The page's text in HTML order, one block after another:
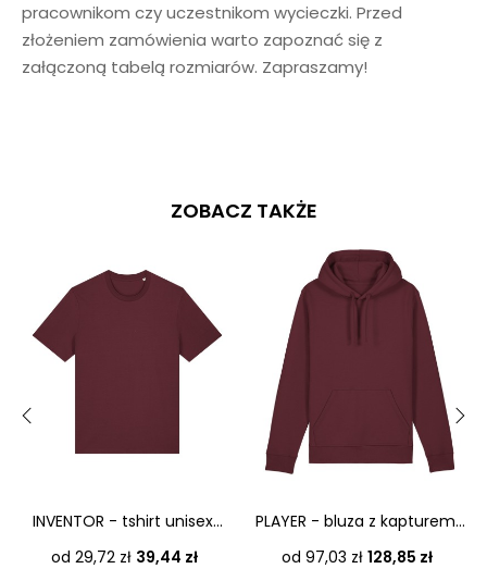
pracownikom czy uczestnikom wycieczki. Przed
złożeniem zamówienia warto zapoznać się z
załączoną tabelą rozmiarów. Zapraszamy!
ZOBACZ TAKŻE
INVENTOR - tshirt unisex...
od 29,72 zł Cena
39,44 zł
PLAYER - bluza z kapturem...
od 97,03 zł Cena
128,85 zł